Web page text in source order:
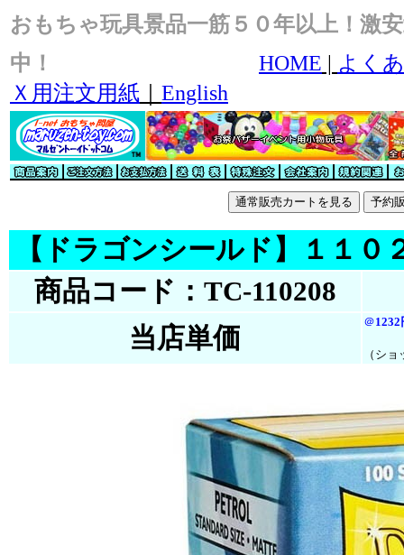
おもちゃ玩具景品一筋５０年以上！激
中！
HOME | よく
Ｘ用注文用紙
English
【ドラゴンシールド】１１
商品コード：TC-110208
当店単価
＠1232
（シ